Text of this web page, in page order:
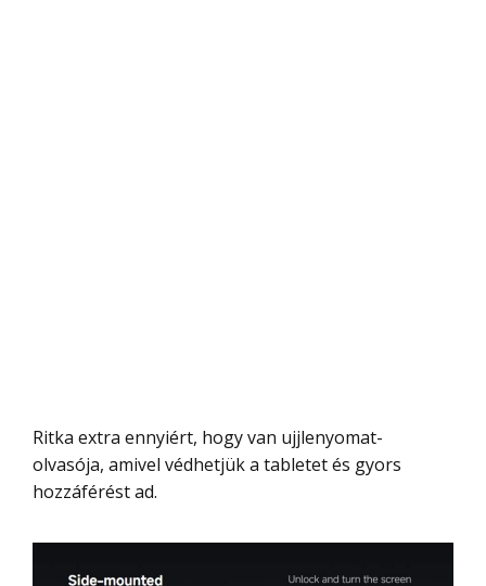
Ritka extra ennyiért, hogy van ujjlenyomat-
olvasója, amivel védhetjük a tabletet és gyors
hozzáférést ad.